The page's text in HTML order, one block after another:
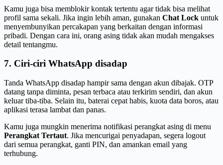
Kamu juga bisa memblokir kontak tertentu agar tidak bisa melihat
profil sama sekali. Jika ingin lebih aman, gunakan Chat Lock untuk
menyembunyikan percakapan yang berkaitan dengan informasi
pribadi. Dengan cara ini, orang asing tidak akan mudah mengakses
detail tentangmu.
7. Ciri-ciri WhatsApp disadap
Tanda WhatsApp disadap hampir sama dengan akun dibajak. OTP
datang tanpa diminta, pesan terbaca atau terkirim sendiri, dan akun
keluar tiba-tiba. Selain itu, baterai cepat habis, kuota data boros, atau
aplikasi terasa lambat dan panas.
Kamu juga mungkin menerima notifikasi perangkat asing di menu
Perangkat Tertaut. Jika mencurigai penyadapan, segera logout
dari semua perangkat, ganti PIN, dan amankan email yang
terhubung.